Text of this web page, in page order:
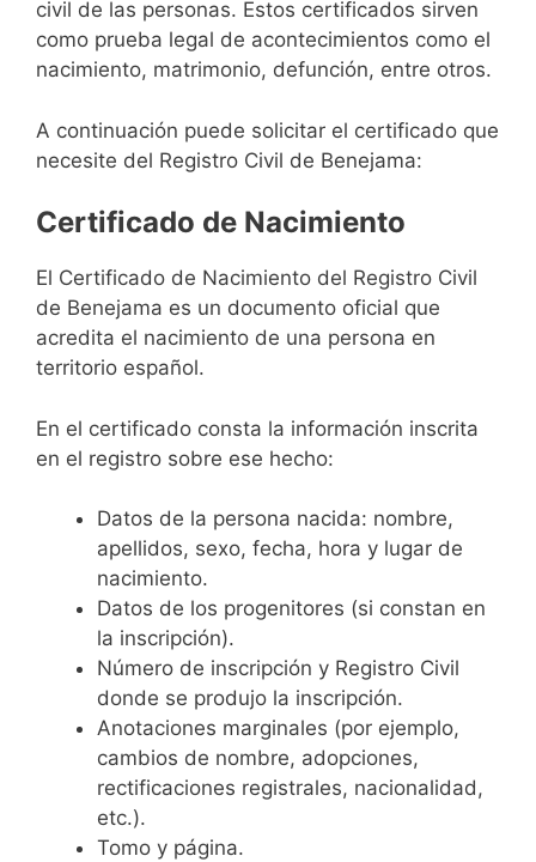
civil de las personas. Estos certificados sirven
como prueba legal de acontecimientos como el
nacimiento, matrimonio, defunción, entre otros.
A continuación puede solicitar el certificado que
necesite del Registro Civil de Benejama:
Certificado de Nacimiento
El Certificado de Nacimiento del Registro Civil
de Benejama es un documento oficial que
acredita el nacimiento de una persona en
territorio español.
En el certificado consta la información inscrita
en el registro sobre ese hecho:
Datos de la persona nacida: nombre,
apellidos, sexo, fecha, hora y lugar de
nacimiento.
Datos de los progenitores (si constan en
la inscripción).
Número de inscripción y Registro Civil
donde se produjo la inscripción.
Anotaciones marginales (por ejemplo,
cambios de nombre, adopciones,
rectificaciones registrales, nacionalidad,
etc.).
Tomo y página.